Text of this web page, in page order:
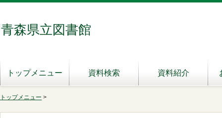
青森県立図書館
トップメニュー 資料検索 資料紹介
トップメニュー >